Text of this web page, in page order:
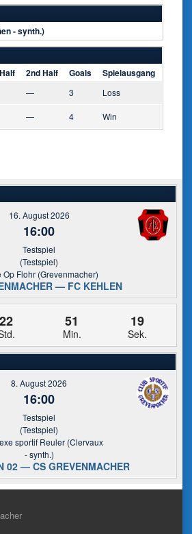
- synth.)
2nd Half Goals Spielausgang
— 3 Loss
— 4 Win
16. August 2026
16:00
Testspiel
(Testspiel)
Op Flohr (Grevenmacher)
— FC KEHLEN
22 51
Min.
19
Sek.
8. August 2026
16:00
Testspiel
(Testspiel)
sportif Reuler (Clervaux
- synth.)
02 — CS GREVENMACHER